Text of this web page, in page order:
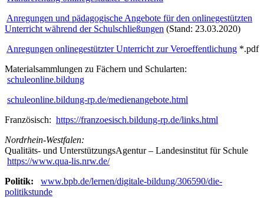
Anregungen und pädagogische Angebote für den onlinegestützten
Unterricht während der Schulschließungen (Stand: 23.03.2020)
Anregungen onlinegestützter Unterricht zur Veroeffentlichung *.pdf
Materialsammlungen zu Fächern und Schularten:
schuleonline.bildung
schuleonline.bildung-rp.de/medienangebote.html
Französisch: https://franzoesisch.bildung-rp.de/links.html
Nordrhein-Westfalen:
Qualitäts- und UnterstützungsAgentur – Landesinstitut für Schule
https://www.qua-lis.nrw.de/
Politik:
www.bpb.de/lernen/digitale-bildung/306590/die-
politikstunde